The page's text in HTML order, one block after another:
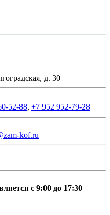
д. 30
52-88, +7 952 952-79-28
kof.ru
с 9:00 до 17:30